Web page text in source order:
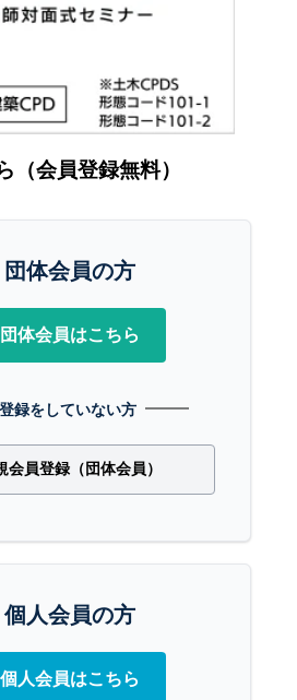
（会員登録無料）
団体会員の方
団体会員はこちら
録をしていない方
会員登録（団体会員）
個人会員の方
個人会員はこちら